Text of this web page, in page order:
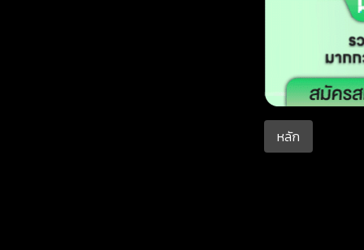
หลัก